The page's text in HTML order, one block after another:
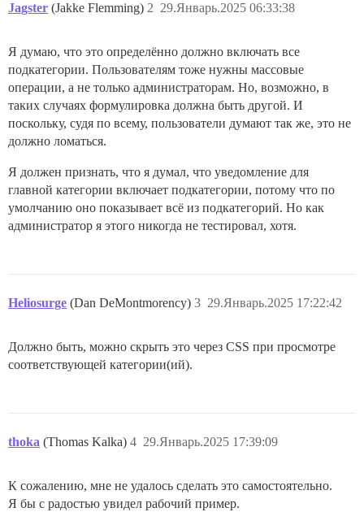
Jagster (Jakke Flemming) 29.Январь.2025 06:33:38
2
Я думаю, что это определённо должно включать все
подкатегории. Пользователям тоже нужны массовые
операции, а не только администраторам. Но, возможно, в
таких случаях формулировка должна быть другой. И
поскольку, судя по всему, пользователи думают так же, это не
должно ломаться.
Я должен признать, что я думал, что уведомление для
главной категории включает подкатегории, потому что по
умолчанию оно показывает всё из подкатегорий. Но как
администратор я этого никогда не тестировал, хотя.
Heliosurge (Dan DeMontmorency) 29.Январь.2025 17:22:42
3
Должно быть, можно скрыть это через CSS при просмотре
соответствующей категории(ий).
thoka (Thomas Kalka) 29.Январь.2025 17:39:09
4
К сожалению, мне не удалось сделать это самостоятельно.
Я бы с радостью увидел рабочий пример.